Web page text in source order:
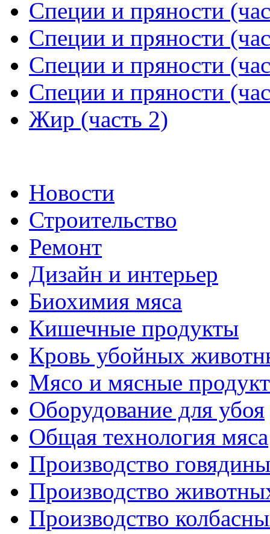
Специи и пряности
Специи и пряности
Специи и пряности
Специи и пряности
Жир (часть 2)
Новости
Строительство
Ремонт
Дизайн и интерьер
Биохимия мяса
Кишечные продукты
Кровь убойных
Мясо и мясные
Оборудование для убоя
Общая технология мяса
Производство говядины
Производство
Производство